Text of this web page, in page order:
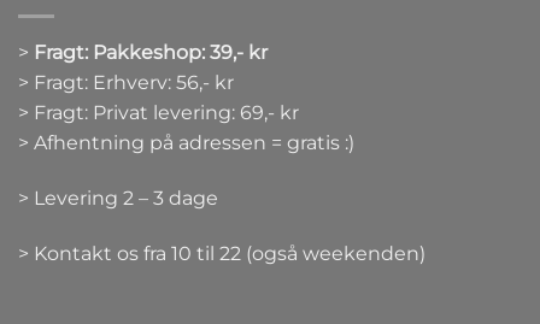
> Fragt: Pakkeshop: 39,- kr
> Fragt: Erhverv: 56,- kr
> Fragt: Privat levering: 69,- kr
> Afhentning på adressen = gratis :)
> Levering 2 – 3 dage
> Kontakt os fra 10 til 22 (også weekenden)